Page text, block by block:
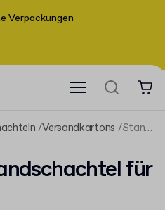
Verpackungen
Versandkartons Standard Versandschachtel für Telefon
für